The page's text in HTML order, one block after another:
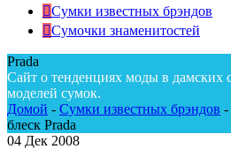
Сумки известных брэндов
Сумочки знаменитостей
Prada
Сайт о тенденциях моды в
моделей сумок.
Домой - Сумки известных брэндов -
блеск Prada
04 Дек 2008